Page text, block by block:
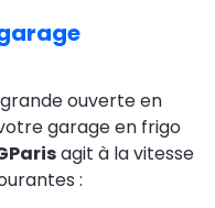
ouverte en
garage en frigo
agit à la vitesse
: